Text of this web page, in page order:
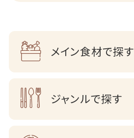
メイン食材で探す
ジャンルで探す